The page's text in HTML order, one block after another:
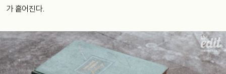
가 흩어진다.